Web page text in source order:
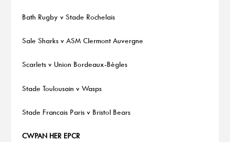
Bath Rugby v Stade Rochelais
Sale Sharks v ASM Clermont Auvergne
Scarlets v Union Bordeaux-Bègles
Stade Toulousain v Wasps
Stade Francais Paris v Bristol Bears
CWPAN HER EPCR